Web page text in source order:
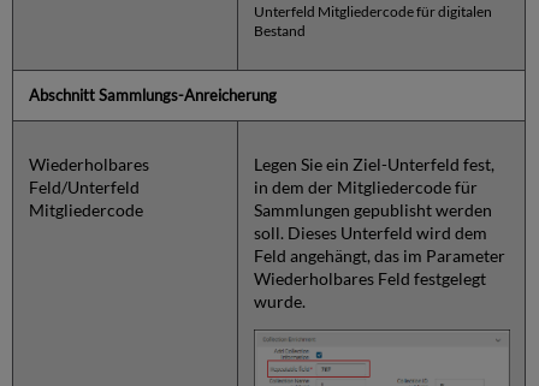
Unterfeld Mitgliedercode für digitalen
Bestand
Abschnitt Sammlungs-Anreicherung
Wiederholbares
Feld/Unterfeld
Mitgliedercode
Legen Sie ein Ziel-Unterfeld fest,
in dem der Mitgliedercode für
Sammlungen gepublisht werden
soll. Dieses Unterfeld wird dem
Feld angehängt, das im Parameter
Wiederholbares Feld festgelegt
wurde.